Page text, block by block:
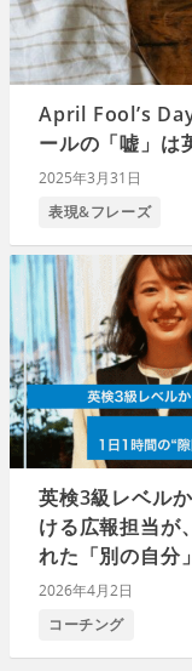
April Fool’s
ールの「嘘」は
2025年3月31日
表現&フレーズ
英検3級レベル
ける広報担当が
れた「別の自分」
2026年4月2日
コーチング